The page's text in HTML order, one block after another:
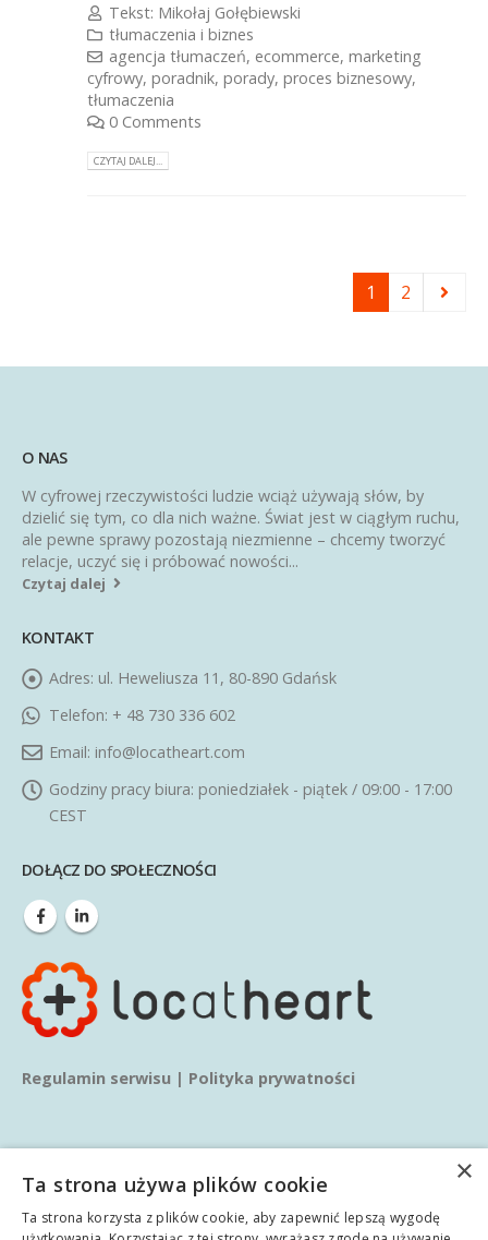
Tekst: Mikołaj Gołębiewski
tłumaczenia i biznes
agencja tłumaczeń, ecommerce,marketing
cyfrowy, poradnik, porady, proces biznesowy,
tłumaczenia
0 Comments
CZYTAJ DALEJ...
1 2
O NAS
W cyfrowej rzeczywistości ludzie wciąż używają słów, by
dzielić się tym, co dla nich ważne. Świat jest w ciągłym ruchu,
ale pewne sprawy pozostają niezmienne – chcemy tworzyć
relacje, uczyć się i próbować nowości...
Czytaj dalej
KONTAKT
Adres: ul. Heweliusza 11, 80-890 Gdańsk
Telefon: + 48 730 336 602
Email: info@locatheart.com
Godziny pracy biura: poniedziałek - piątek / 09:00 - 17:00
CEST
DOŁĄCZ DO SPOŁECZNOŚCI
Regulamin serwisu | Polityka prywatności
×
Ta strona używa plików cookie
Ta strona korzysta z plików cookie, aby zapewnić lepszą wygodę